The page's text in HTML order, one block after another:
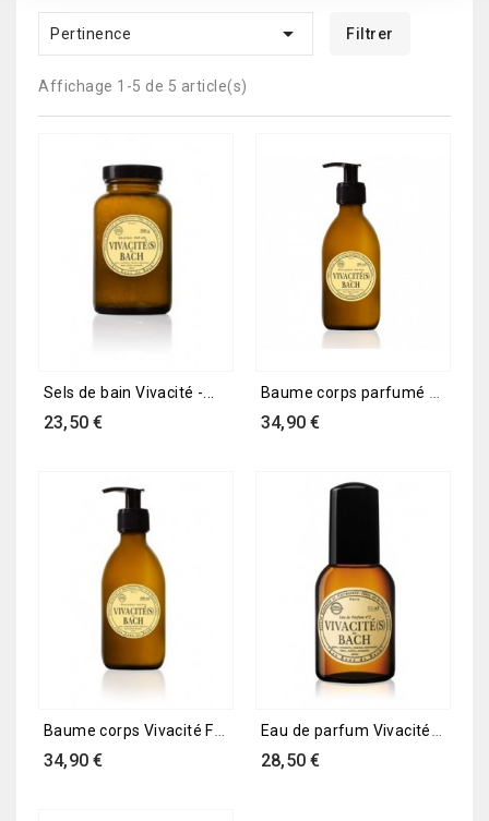
Pertinence  Filtrer
Affichage 1-5 de 5 article(s)
Sels de bain Vivacité -...
Prix
23,50 €
Baume corps parfumé -...
Prix
34,90 €
Baume corps Vivacité FDB
Prix
34,90 €
Eau de parfum Vivacité FDB
Prix
28,50 €